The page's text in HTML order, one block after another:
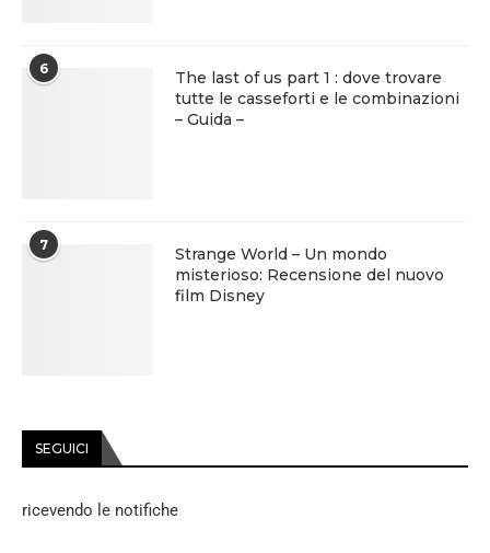
6
The last of us part 1 : dove trovare
tutte le casseforti e le combinazioni
– Guida –
7
Strange World – Un mondo
misterioso: Recensione del nuovo
film Disney
SEGUICI
ricevendo le notifiche